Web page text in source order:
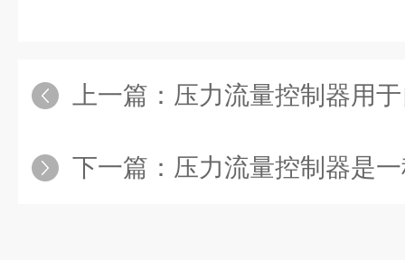
上一篇： 压力流量控制器用于自动控制
下一篇： 压力流量控制器是一种用于控